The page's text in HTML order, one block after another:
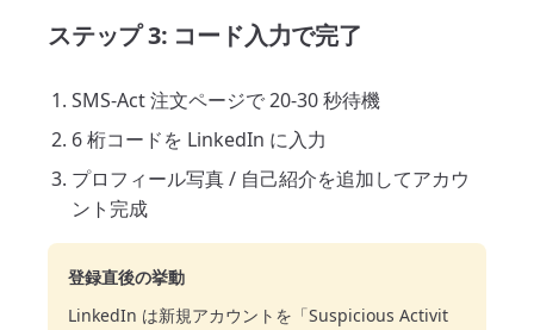
ステップ 3: コード入力で完了
SMS-Act 注文ページで 20-30 秒待機
6 桁コードを LinkedIn に入力
プロフィール写真 / 自己紹介を追加してアカウ
ント完成
登録直後の挙動
LinkedIn は新規アカウントを「Suspicious Activit